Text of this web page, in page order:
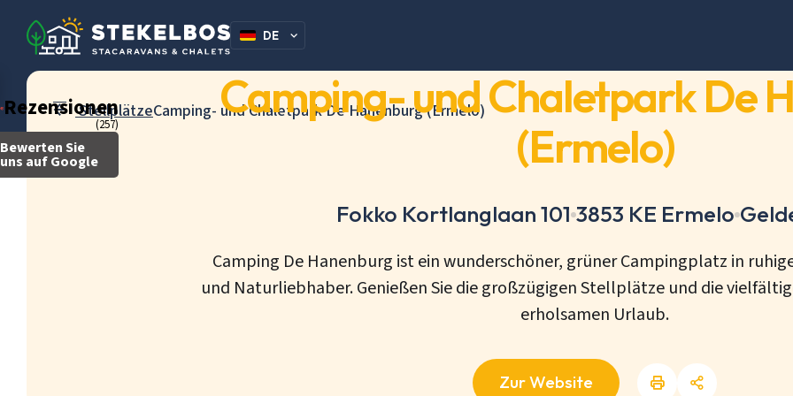
Rezensionen
(257)
Bewerten Sie
uns auf Google
DE
StellplätzeCamping- und Chaletpark De Hanenburg (Ermelo)
Camping- und Chaletpark De
(Ermelo)
Fokko Kortlanglaan 101 3853 KE Ermelo
Camping De Hanenburg ist ein wunderschöner, grüner Campingplatz in
und Naturliebhaber. Genießen Sie die großzügigen Stellplätze und die
erholsamen Urlaub.
Zur Website